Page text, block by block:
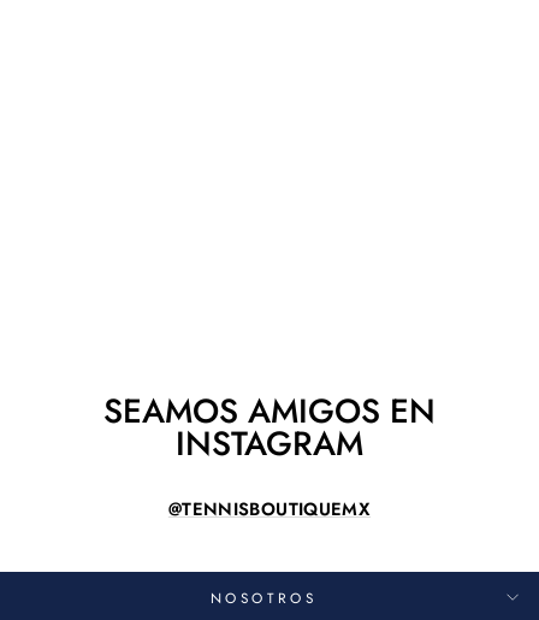
SEAMOS AMIGOS EN
INSTAGRAM
@TENNISBOUTIQUEMX
NOSOTROS